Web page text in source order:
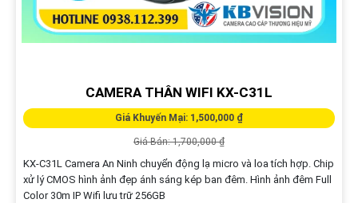
CAMERA THÂN WIFI KX-C31L
Giá Khuyến Mại: 1,500,000 ₫
Giá Bán: 1,700,000 ₫
KX-C31L Camera An Ninh chuyển động lạ micro và loa tích hợp. Chip
xử lý CMOS hình ảnh đẹp ánh sáng kép ban đêm. Hình ảnh đêm Full
Color 30m IP Wifi lưu trữ 256GB